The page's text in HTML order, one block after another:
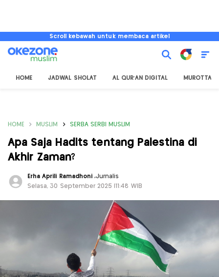
Scroll kebawah untuk membaca artikel
HOME JADWAL SHOLAT AL QUR'AN DIGITAL MUROTTAL
HOME MUSLIM SERBA SERBI MUSLIM
Apa Saja Hadits tentang Palestina di
Akhir Zaman?
Erha Aprili Ramadhoni,Jurnalis
Selasa, 30 September 2025 |11:48 WIB